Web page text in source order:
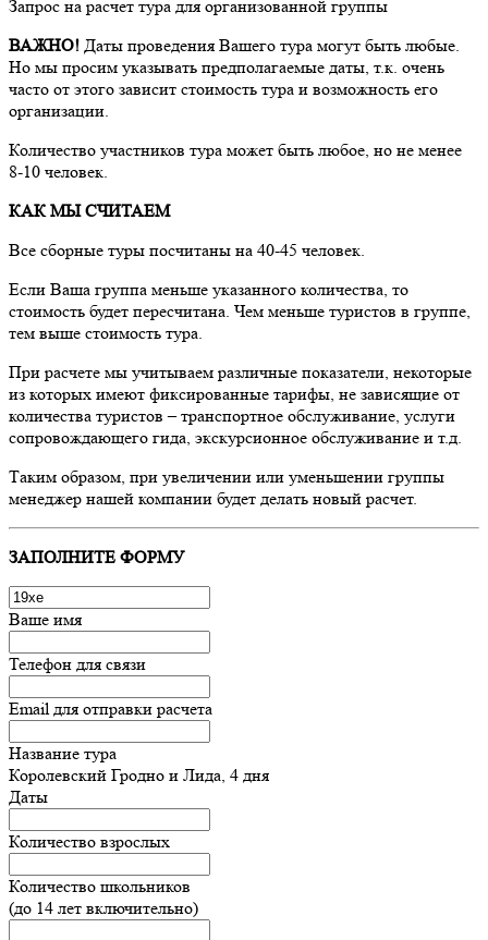
Запрос на расчет тура для организованной группы
ВАЖНО! Даты проведения Вашего тура могут быть любые.
Но мы просим указывать предполагаемые даты, т.к. очень
часто от этого зависит стоимость тура и возможность его
организации.
Количество участников тура может быть любое, но не менее
8-10 человек.
КАК МЫ СЧИТАЕМ
Все сборные туры посчитаны на 40-45 человек.
Если Ваша группа меньше указанного количества, то
стоимость будет пересчитана. Чем меньше туристов в группе,
тем выше стоимость тура.
При расчете мы учитываем различные показатели, некоторые
из которых имеют фиксированные тарифы, не зависящие от
количества туристов – транспортное обслуживание, услуги
сопровождающего гида, экскурсионное обслуживание и т.д.
Таким образом, при увеличении или уменьшении группы
менеджер нашей компании будет делать новый расчет.
ЗАПОЛНИТЕ ФОРМУ
Ваше имя
Телефон для связи
Email для отправки расчета
Название тура
Королевский Гродно и Лида, 4 дня
Даты
Количество взрослых
Количество школьников
(до 14 лет включительно)